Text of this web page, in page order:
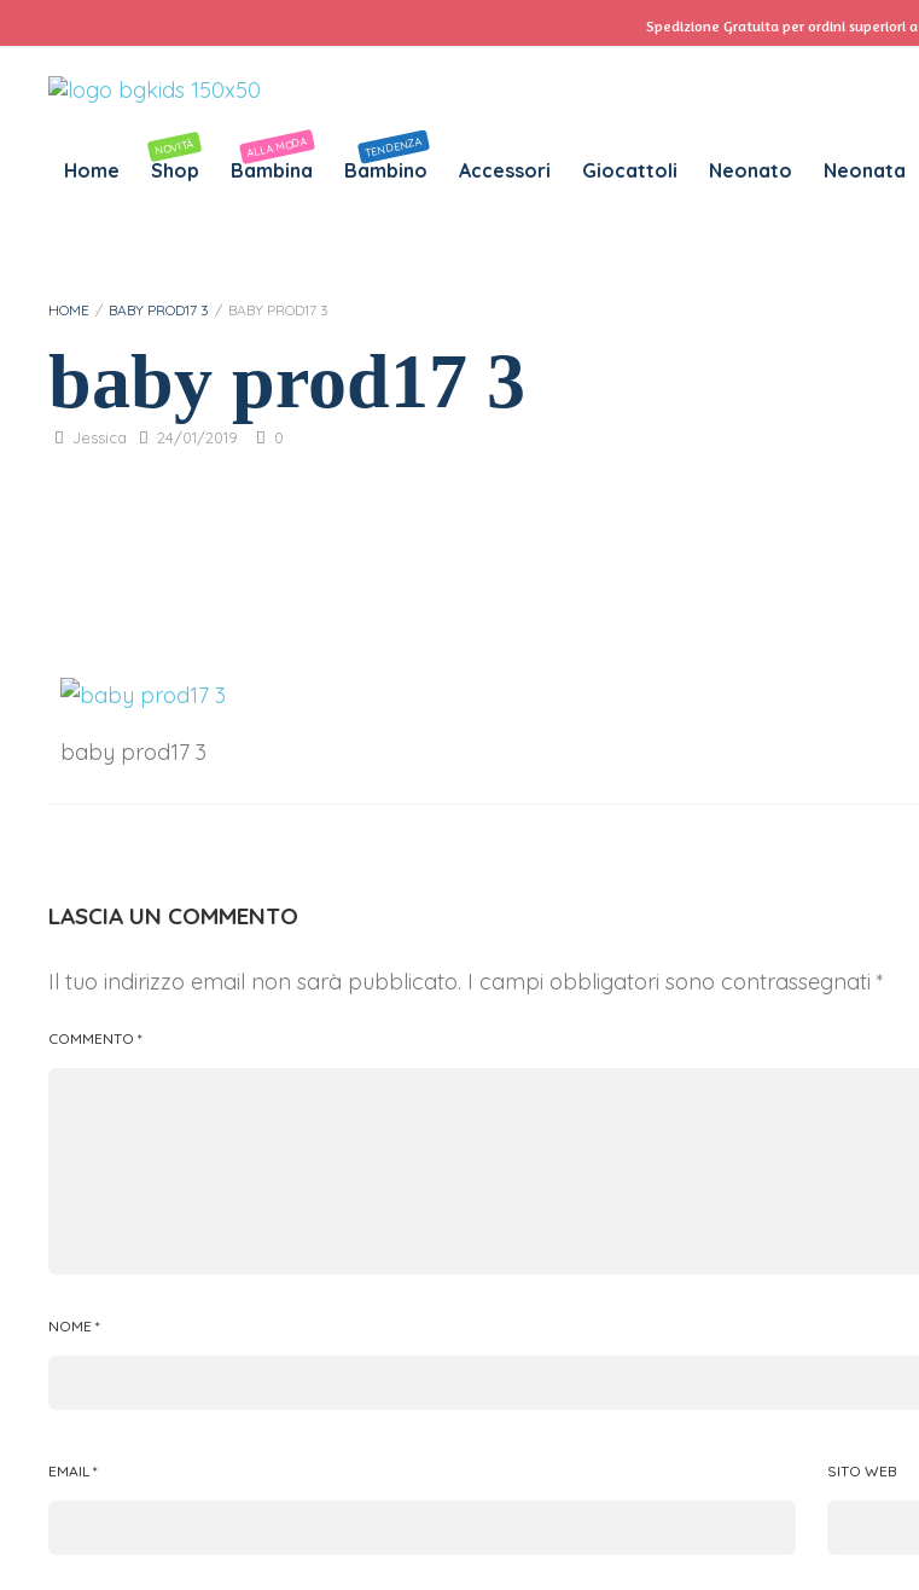
ACCEDI
NOME UTENTE RICHIESTO
Home Shop
NOVITÀ
Bambina
ALLA MODA
Bambino
TENDENZA
Accessori Giocattoli Neonato Neonata
HOME / BABY PROD17 3 / BABY PROD17 3
baby prod17 3
Jessica 24/01/2019 0
baby prod17 3
LASCIA UN COMMENTO
Il tuo indirizzo email non sarà pubblicato. I campi obbligatori sono contrassegnati *
COMMENTO *
NOME *
EMAIL * SITO WEB
Spedizione Gratuita per ordini superiori a